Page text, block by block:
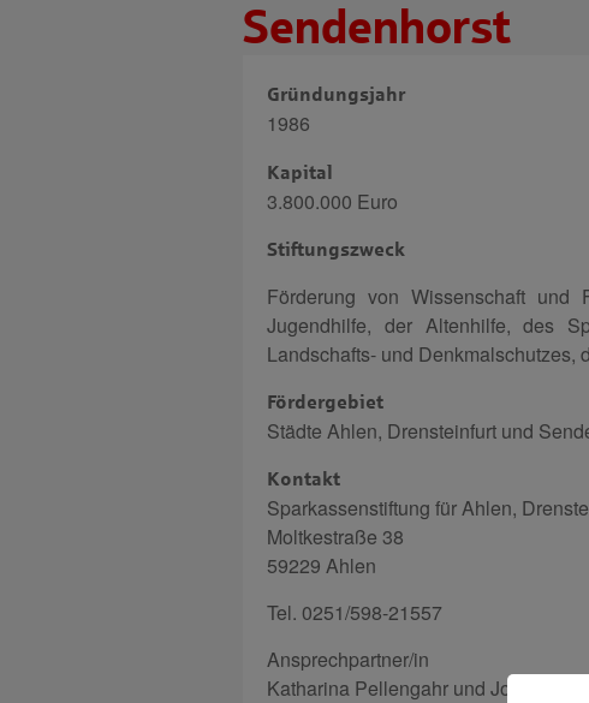
Sendenhorst
Gründungsjahr
1986
Kapital
3.800.000 Euro
Stiftungszweck
Förderung von Wissenschaft und
Jugendhilfe, der Altenhilfe, des
Landschafts- und
Fördergebiet
Städte Ahlen, Drensteinfurt und
Kontakt
Sparkassenstiftung für Ahlen,
Moltkestraße 38
59229 Ahlen
Tel. 0251/598-21557
Ansprechpartner/in
Katharina Pellengahr und Jost Fröbrich